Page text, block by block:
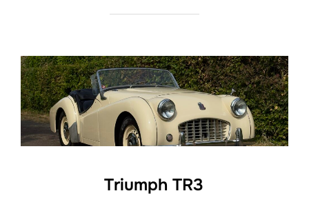
Triumph TR3